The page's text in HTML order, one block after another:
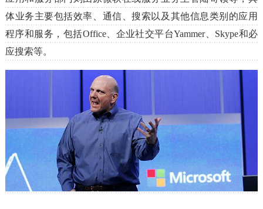
体业务主要包括效率、通信、搜索以及其他信息类别的应用
程序和服务，包括Office、企业社交平台Yammer、Skype和必
应搜索等。